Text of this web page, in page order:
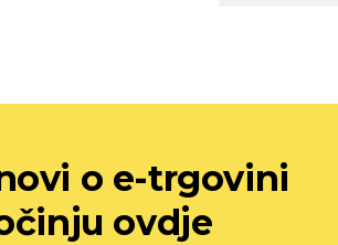
o e-trgovini
ovdje